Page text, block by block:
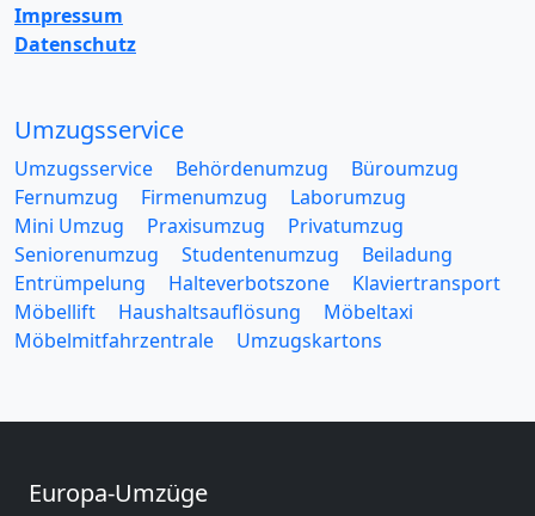
Impressum
Datenschutz
Umzugsservice
Umzugsservice Behördenumzug
Büroumzug
Fernumzug
Firmenumzug
Laborumzug
Mini Umzug
Praxisumzug
Privatumzug
Seniorenumzug
Studentenumzug
Beiladung
Entrümpelung
Halteverbotszone
Klaviertransport
Möbellift
Haushaltsauflösung
Möbeltaxi
Möbelmitfahrzentrale
Umzugskartons
Europa-Umzüge